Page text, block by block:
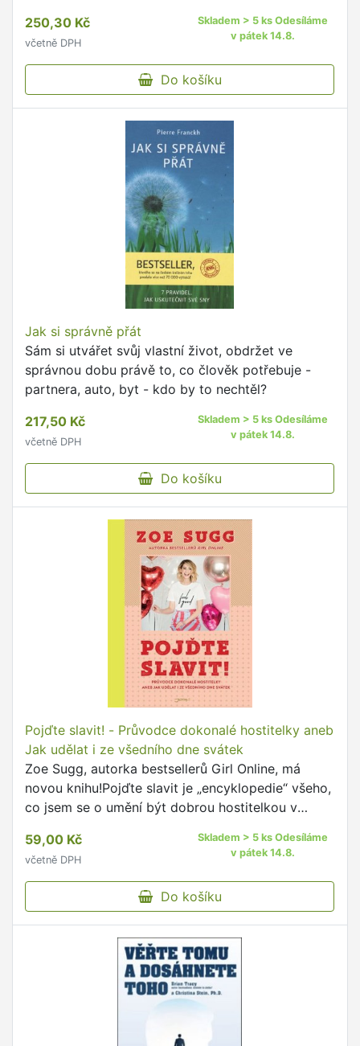
250,30 Kč
včetně DPH
Skladem > 5 ks Odesíláme
v pátek 14.8.
Do košíku
Jak si správně přát
Sám si utvářet svůj vlastní život, obdržet ve
správnou dobu právě to, co člověk potřebuje -
partnera, auto, byt - kdo by to nechtěl?
217,50 Kč
včetně DPH
Skladem > 5 ks Odesíláme
v pátek 14.8.
Do košíku
Pojďte slavit! - Průvodce dokonalé hostitelky aneb
Jak udělat i ze všedního dne svátek
Zoe Sugg, autorka bestsellerů Girl Online, má
novou knihu!Pojďte slavit je „encyklopedie“ všeho,
co jsem se o umění být dobrou hostitelkou v
i v praxi.Rady, …
59,00 Kč
včetně DPH
Skladem > 5 ks Odesíláme
v pátek 14.8.
Do košíku